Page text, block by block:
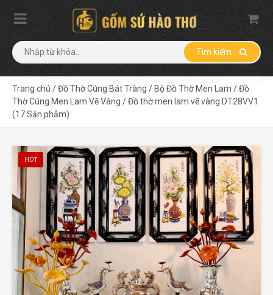
Tìm kiếm
Trang chủ /Đồ Thờ Cúng Bát Tràng / Bộ Đồ Thờ Men Lam /Đồ
Thờ Cúng Men Lam Vẽ Vàng /Đồ thờ men lam vẽ vàng DT28VV1
(17 Sản phẫm)
HOT